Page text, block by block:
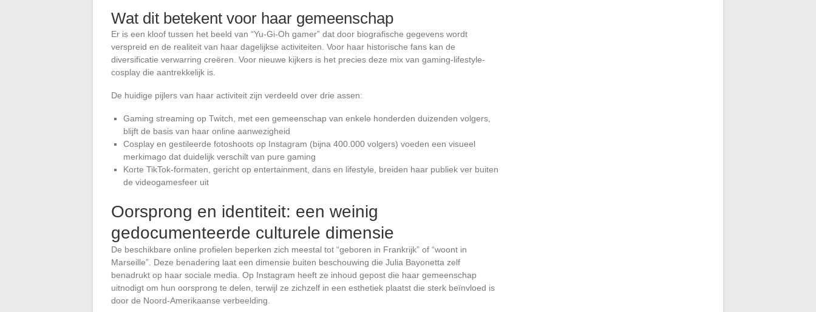
Wat dit betekent voor haar gemeenschap
Er is een kloof tussen het beeld van “Yu-Gi-Oh gamer” dat door biografische gegevens wordt
verspreid en de realiteit van haar dagelijkse activiteiten. Voor haar historische fans kan de
diversificatie verwarring creëren. Voor nieuwe kijkers is het precies deze mix van gaming-lifestyle-
cosplay die aantrekkelijk is.
De huidige pijlers van haar activiteit zijn verdeeld over drie assen:
Gaming streaming op Twitch, met een gemeenschap van enkele honderden duizenden volgers,
blijft de basis van haar online aanwezigheid
Cosplay en gestileerde fotoshoots op Instagram (bijna 400.000 volgers) voeden een visueel
merkimago dat duidelijk verschilt van pure gaming
Korte TikTok-formaten, gericht op entertainment, dans en lifestyle, breiden haar publiek ver buiten
de videogamesfeer uit
Oorsprong en identiteit: een weinig
gedocumenteerde culturele dimensie
De beschikbare online profielen beperken zich meestal tot “geboren in Frankrijk” of “woont in
Marseille”. Deze benadering laat een dimensie buiten beschouwing die Julia Bayonetta zelf
benadrukt op haar sociale media. Op Instagram heeft ze inhoud gepost die haar gemeenschap
uitnodigt om hun oorsprong te delen, terwijl ze zichzelf in een esthetiek plaatst die sterk beïnvloed is
door de Noord-Amerikaanse verbeelding.